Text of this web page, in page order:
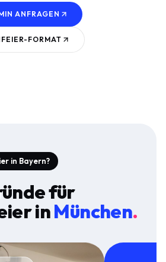
ANFRAGEN
-FORMAT
in Bayern?
für
inMünchen.